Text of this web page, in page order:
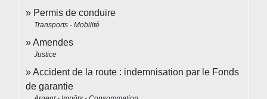
Permis de conduire
Transports - Mobilité
Amendes
Justice
Accident de la route : indemnisation par le Fonds
de garantie